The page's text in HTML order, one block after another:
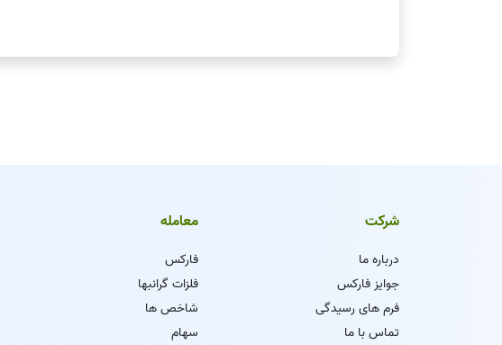
شرکت
درباره ما
جوایز فارکس
فرم های رسیدگی
تماس با ما
معامله
فارکس
فلزات گرانبها
شاخص ها
سهام